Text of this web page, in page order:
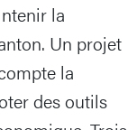
la
Un projet
la
des outils